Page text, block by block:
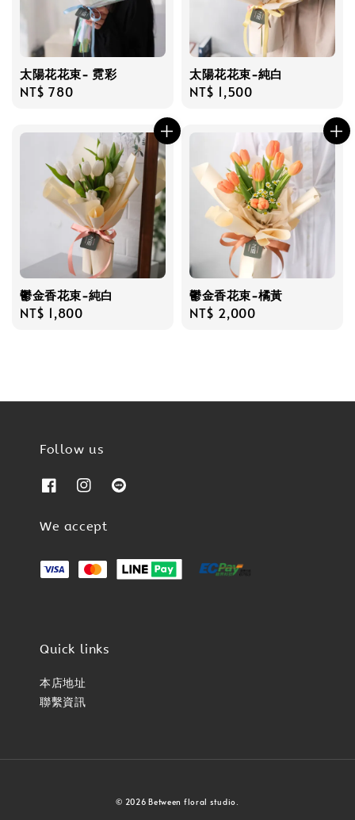
太陽花花束- 霓彩
Regular
NT$ 780
太陽花花束-純白
Regular
NT$ 1,500
鬱金香花束-純白
Regular
NT$ 1,800
鬱金香花束-橘黃
Regular
NT$ 2,000
Follow us
We accept
Quick links
本店地址
聯繫資訊
© 2026 Between floral studio.